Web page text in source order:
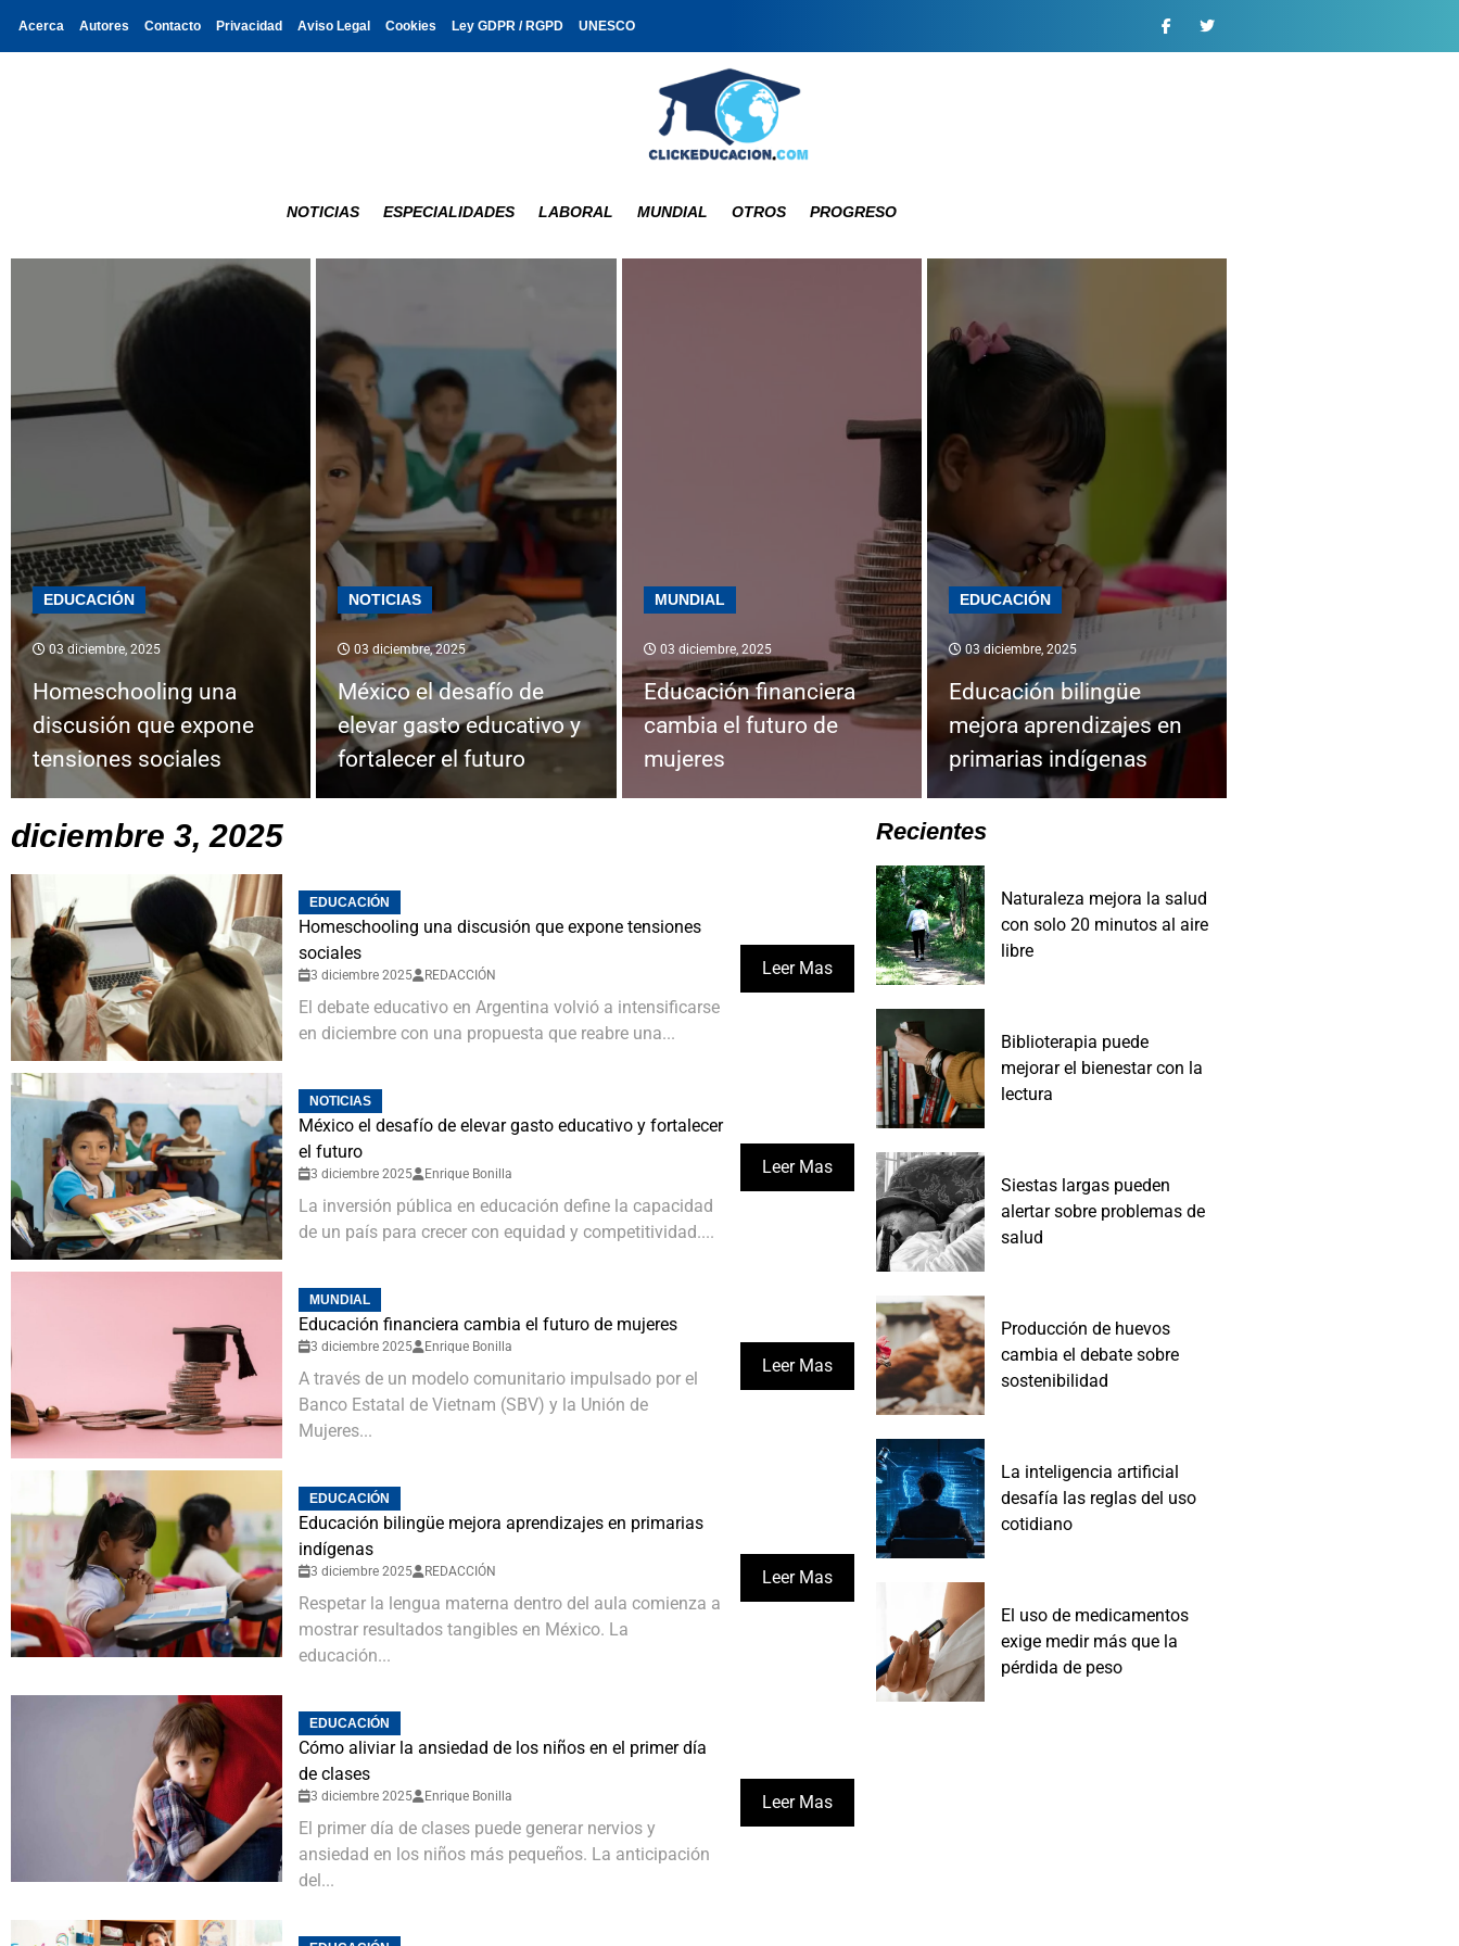
Acerca Autores Contacto Privacidad Aviso Legal Cookies Ley GDPR / RGPD UNESCO
NOTICIAS ESPECIALIDADES LABORAL MUNDIAL OTROS PROGRESO
EDUCACIÓN
03 diciembre, 2025
Homeschooling una
discusión que expone
tensiones sociales
NOTICIAS
03 diciembre, 2025
México el desafío de
elevar gasto educativo y
fortalecer el futuro
MUNDIAL
03 diciembre, 2025
Educación financiera
cambia el futuro de
mujeres
EDUCACIÓN
03 diciembre, 2025
Educación bilingüe
mejora aprendizajes en
primarias indígenas
diciembre 3, 2025
EDUCACIÓN
Homeschooling una discusión que expone tensiones
sociales
3 diciembre 2025 REDACCIÓN
El debate educativo en Argentina volvió a intensificarse
en diciembre con una propuesta que reabre una...
Leer Mas
NOTICIAS
México el desafío de elevar gasto educativo y fortalecer
el futuro
3 diciembre 2025 Enrique Bonilla
La inversión pública en educación define la capacidad
de un país para crecer con equidad y competitividad....
Leer Mas
MUNDIAL
Educación financiera cambia el futuro de mujeres
3 diciembre 2025 Enrique Bonilla
A través de un modelo comunitario impulsado por el
Banco Estatal de Vietnam (SBV) y la Unión de
Mujeres...
Leer Mas
EDUCACIÓN
Educación bilingüe mejora aprendizajes en primarias
indígenas
3 diciembre 2025 REDACCIÓN
Respetar la lengua materna dentro del aula comienza a
mostrar resultados tangibles en México. La
educación...
Leer Mas
EDUCACIÓN
Cómo aliviar la ansiedad de los niños en el primer día
de clases
3 diciembre 2025 Enrique Bonilla
El primer día de clases puede generar nervios y
ansiedad en los niños más pequeños. La anticipación
del...
Leer Mas
Recientes
Naturaleza mejora la salud
con solo 20 minutos al aire
libre
Biblioterapia puede
mejorar el bienestar con la
lectura
Siestas largas pueden
alertar sobre problemas de
salud
Producción de huevos
cambia el debate sobre
sostenibilidad
La inteligencia artificial
desafía las reglas del uso
cotidiano
El uso de medicamentos
exige medir más que la
pérdida de peso